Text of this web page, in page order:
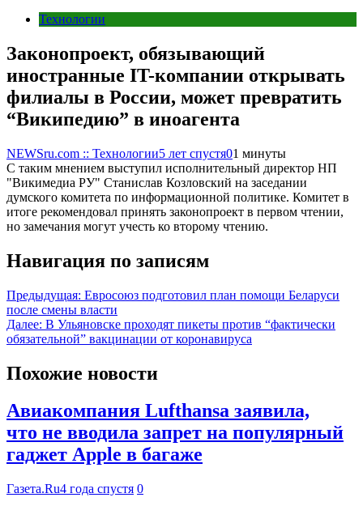
Технологии
Законопроект, обязывающий
иностранные IT-компании открывать
филиалы в России, может превратить
“Википедию” в иноагента
NEWSru.com :: Технологии5 лет спустя01 минуты
С таким мнением выступил исполнительный директор НП
"Викимедиа РУ" Станислав Козловский на заседании
думского комитета по информационной политике. Комитет в
итоге рекомендовал принять законопроект в первом чтении,
но замечания могут учесть ко второму чтению.
Навигация по записям
Предыдущая: Евросоюз подготовил план помощи Беларуси
после смены власти
Далее: В Ульяновске проходят пикеты против “фактически
обязательной” вакцинации от коронавируса
Похожие новости
Авиакомпания Lufthansa заявила,
что не вводила запрет на популярный
гаджет Apple в багаже
Газета.Ru4 года спустя 0